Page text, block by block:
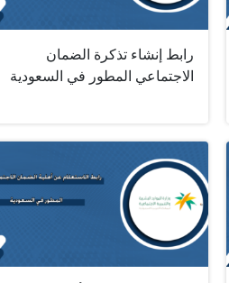
رابط إنشاء تذكرة الضمان
الاجتماعي المطور في السعودية